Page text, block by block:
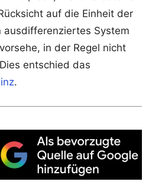
auf die Einheit der
ausdifferenziertes System
in der Regel nicht
entschied das
.